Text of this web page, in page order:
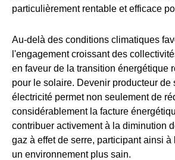
particulièrement rentable et efficace
Au-delà des conditions climatiques
l'engagement croissant des
en faveur de la transition énergétique
pour le solaire. Devenir producteur de
électricité permet non seulement de
considérablement la facture
contribuer activement à la diminution
gaz à effet de serre, participant ainsi à
un environnement plus sain.